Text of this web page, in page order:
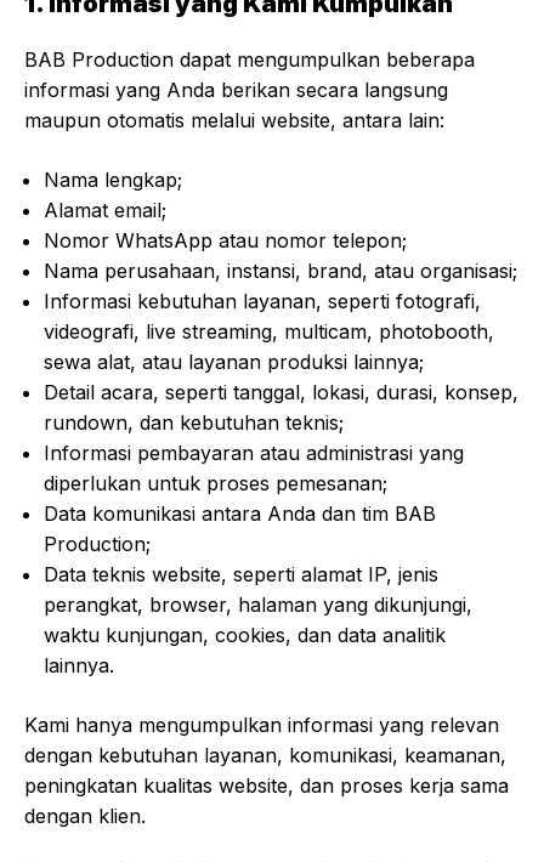
BAB Production dapat mengumpulkan beberapa
informasi yang Anda berikan secara langsung
maupun otomatis melalui website, antara lain:
Nama lengkap;
Alamat email;
Nomor WhatsApp atau nomor telepon;
Nama perusahaan, instansi, brand, atau organisasi;
Informasi kebutuhan layanan, seperti fotografi,
videografi, live streaming, multicam, photobooth,
sewa alat, atau layanan produksi lainnya;
Detail acara, seperti tanggal, lokasi, durasi, konsep,
rundown, dan kebutuhan teknis;
Informasi pembayaran atau administrasi yang
diperlukan untuk proses pemesanan;
Data komunikasi antara Anda dan tim BAB
Production;
Data teknis website, seperti alamat IP, jenis
perangkat, browser, halaman yang dikunjungi,
waktu kunjungan, cookies, dan data analitik
lainnya.
Kami hanya mengumpulkan informasi yang relevan
dengan kebutuhan layanan, komunikasi, keamanan,
peningkatan kualitas website, dan proses kerja sama
dengan klien.